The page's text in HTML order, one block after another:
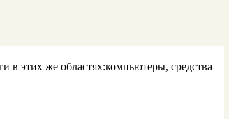
в этих же областях:компьютеры, средства